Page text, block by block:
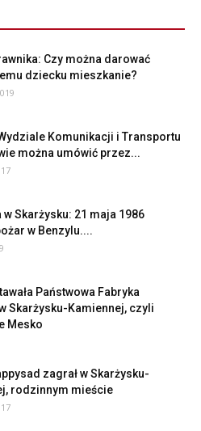
Czy można darować
dziecku mieszkanie?
Komunikacji i Transportu
można umówić przez...
w Skarżysku: 21 maja 1986
w Benzylu....
Państwowa Fabryka
Skarżysku-Kamiennej, czyli
Mesko
zagrał w Skarżysku-
rodzinnym mieście